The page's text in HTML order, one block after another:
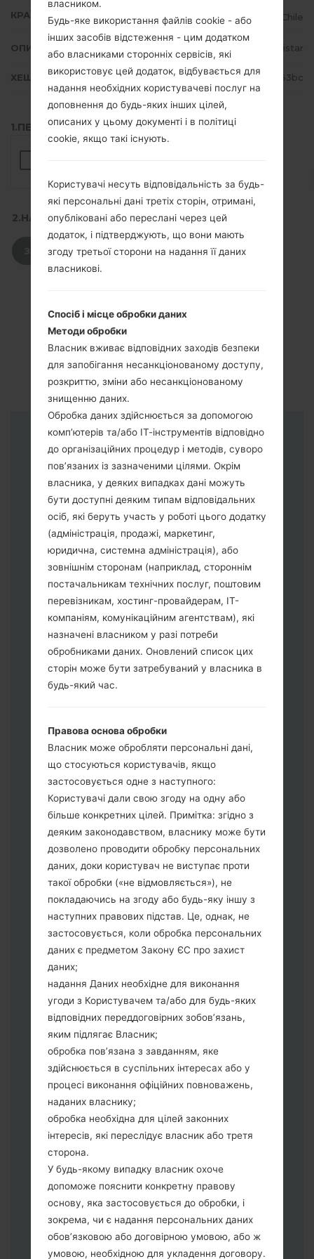
КРАЇНА Chile
ОПИС Movistar
ХЕШ e2aa8bd11e420bb166ce9bbfd5af63bc
1.ПЕРЕВІРТИ НАЯВНІСТЬ RECAPTCHA
2.НАТИСНІТЬ, ЩОБ ЗАВАНТАЖИТИ
ЗАВАНТАЖИТИ
Інструкції
Завантажте на свій ПК:Odin 3.
Далі завантажте та розпакуйте файл
прошивки тут) або 5 (Вибрати 5 файл
прошивки тут) файлів для прошивки:
AP: "System & Recovery"
CP: "Modem & Radio"
CSC_***: "Country & Region & Operator"
HOME_CSC_***: "Country & Region &
Operator"
Додайте усі файли у програму Odin 3.
Якщо ви хочете прошити телефон та
скинути до заводських налаштувань
оберіть CSC_***, у іншому випадку
виберіть HOME_CSC_*** для
збереження Ваших даних.
Тепер вимкніть пристрій і увійдіть у
"Download" режим. Усі методи як це
зробити:
Натисніть та утримуйти клавіші:
живлення, збільшення гучності та Bixbi.
Натисніть та утримуйте клавіші:
зменшення та збільшення гучності.
Підключивши телефон до ПК
використовуючи USB кабель.
Натисніть та утримуйти клавіші:
живлення, збільшення гучності та
додому.
Підключіть USB кабель та натисніть
клавіші: зменшення звуку та Bixbi.
Натисніть та утримуйти клавіші:
живлення та збільшення гучності.
Далі підключить телефон до ПК,
програма Odin повина виявити Ваш
власником.
Будь-яке використання файлів cookie - або
інших засобів відстеження - цим додатком
або власниками сторонніх сервісів, які
використовує цей додаток, відбувається для
надання необхідних користувачеві послуг на
доповнення до будь-яких інших цілей,
описаних у цьому документі і в політиці
cookie, якщо такі існують.
Користувачі несуть відповідальність за будь-
які персональні дані третіх сторін, отримані,
опубліковані або переслані через цей
додаток, і підтверджують, що вони мають
згоду третьої сторони на надання її даних
власникові.
Спосіб і місце обробки даних
Методи обробки
Власник вживає відповідних заходів безпеки
для запобігання несанкціонованому доступу,
розкриттю, зміни або несанкціонованому
знищенню даних.
Обробка даних здійснюється за допомогою
комп’ютерів та/або ІТ-інструментів відповідно
до організаційних процедур і методів, суворо
пов’язаних із зазначеними цілями. Окрім
власника, у деяких випадках дані можуть
бути доступні деяким типам відповідальних
осіб, які беруть участь у роботі цього додатку
(адміністрація, продажі, маркетинг,
юридична, системна адміністрація), або
зовнішнім сторонам (наприклад, стороннім
постачальникам технічних послуг, поштовим
перевізникам, хостинг-провайдерам, ІТ-
компаніям, комунікаційним агентствам), які
назначені власником у разі потреби
обробниками даних. Оновлений список цих
сторін може бути затребуваний у власника в
будь-який час.
Правова основа обробки
Власник може обробляти персональні дані,
що стосуються користувачів, якщо
застосовується одне з наступного:
Користувачі дали свою згоду на одну або
більше конкретних цілей. Примітка: згідно з
деяким законодавством, власнику може бути
дозволено проводити обробку персональних
даних, доки користувач не виступає проти
такої обробки («не відмовляється»), не
покладаючись на згоду або будь-яку іншу з
наступних правових підстав. Це, однак, не
застосовується, коли обробка персональних
даних є предметом Закону ЄС про захист
даних;
надання Даних необхідне для виконання
угоди з Користувачем та/або для будь-яких
відповідних переддоговірних зобов’язань,
яким підлягає Власник;
обробка пов’язана з завданням, яке
здійснюється в суспільних інтересах або у
процесі виконання офіційних повноважень,
наданих власнику;
обробка необхідна для цілей законних
інтересів, які переслідує власник або третя
сторона.
У будь-якому випадку власник охоче
допоможе пояснити конкретну правову
основу, яка застосовується до обробки, і
зокрема, чи є надання персональних даних
обов’язковою або договірною умовою, або ж
умовою, необхідною для укладення договору.